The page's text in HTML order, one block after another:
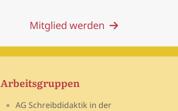
Mitglied werden
Arbeitsgruppen
AG Schreibdidaktik in der